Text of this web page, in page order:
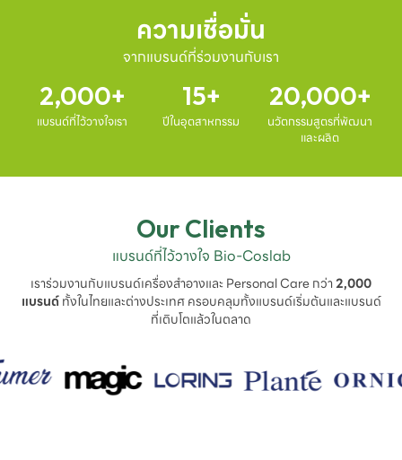
ความเชื่อมั่น
จากแบรนด์ที่ร่วมงานกับเรา
2,000
แบรนด์ที่ไว้วางใจเรา
15
ปีในอุตสาหกรรม
20,000
นวัตกรรมสูตรที่พัฒนา
และผลิต
Our Clients
แบรนด์ที่ไว้วางใจ Bio-Coslab
เราร่วมงานกับแบรนด์เครื่องสำอางและ Personal Care กว่า2,000
แบรนด์ทั้งในไทยและต่างประเทศ ครอบคลุมทั้งแบรนด์เริ่มต้นและแบรนด์
ที่เติบโตแล้วในตลาด